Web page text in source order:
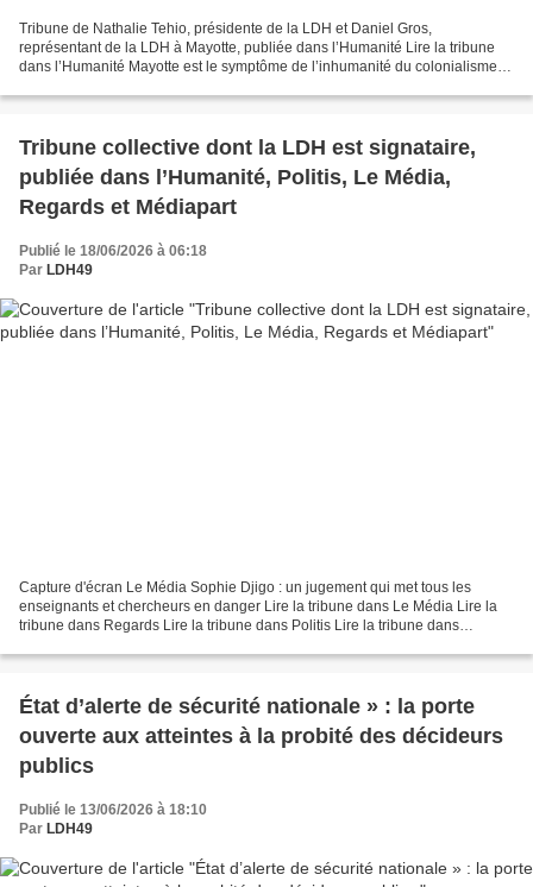
Tribune de Nathalie Tehio, présidente de la LDH et Daniel Gros,
représentant de la LDH à Mayotte, publiée dans l’Humanité Lire la tribune
dans l’Humanité Mayotte est le symptôme de l’inhumanité du colonialisme
Tribune collective dont la LDH est signataire,
publiée dans l’Humanité, Politis, Le Média,
Regards et Médiapart
Publié le 18/06/2026 à 06:18
Par LDH49
Capture d'écran Le Média Sophie Djigo : un jugement qui met tous les
enseignants et chercheurs en danger Lire la tribune dans Le Média Lire la
tribune dans Regards Lire la tribune dans Politis Lire la tribune dans
État d’alerte de sécurité nationale » : la porte
ouverte aux atteintes à la probité des décideurs
publics
Publié le 13/06/2026 à 18:10
Par LDH49